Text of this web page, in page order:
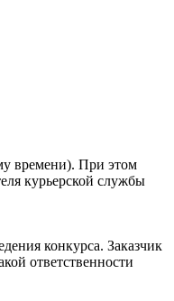
времени). При этом
курьерской службы
конкурса. Заказчик
ответственности